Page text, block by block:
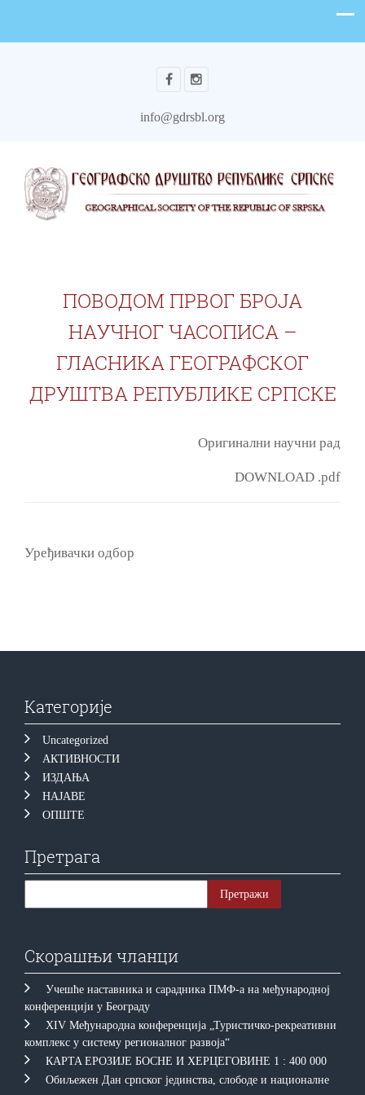
info@gdrsbl.org
ПОВОДОМ ПРВОГ БРОЈА
НАУЧНОГ ЧАСОПИСА –
ГЛАСНИКА ГЕОГРАФСКОГ
ДРУШТВА РЕПУБЛИКЕ СРПСКЕ
Оригинални научни рад
DOWNLOAD .pdf
Уређивачки одбор
Категорије
Uncategorized
АКТИВНОСТИ
ИЗДАЊА
НАЈАВЕ
ОПШТЕ
Претрага
Скорашњи чланци
Учешће наставника и сарадника ПМФ-а на међународној
конференцији у Београду
XIV Међународна конференција „Туристичко-рекреативни
комплекс у систему регионалног развоја“
КAРTA EРOЗИJE БOСНE И ХEРЦEГOВИНE 1 : 400 000
Обиљежен Дан српског јединства, слободе и националне